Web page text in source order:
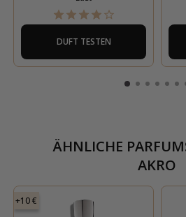
DUFT TESTEN
ÄHNLICHE
AKRO
+10 €